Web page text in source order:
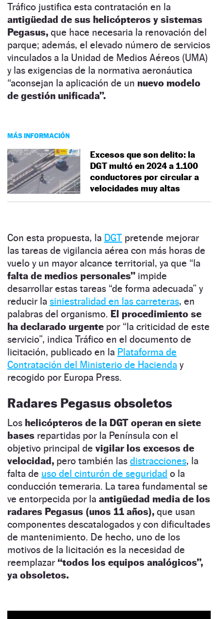
Tráfico justifica esta contratación en la
antigüedad de sus helicópteros y sistemas
Pegasus, que hace necesaria la renovación del
parque; además, el elevado número de servicios
vinculados a la Unidad de Medios Aéreos (UMA)
y las exigencias de la normativa aeronáutica
“aconsejan la aplicación de un nuevo modelo
de gestión unificada”.
MÁS INFORMACIÓN
Excesos que son delito: la
DGT multó en 2024 a 1.100
conductores por circular a
velocidades muy altas
Con esta propuesta, la DGT pretende mejorar
las tareas de vigilancia aérea con más horas de
vuelo y un mayor alcance territorial, ya que “la
falta de medios personales” impide
desarrollar estas tareas “de forma adecuada” y
reducir la siniestralidad en las carreteras, en
palabras del organismo. El procedimiento se
ha declarado urgente por “la criticidad de este
servicio”, indica Tráfico en el documento de
licitación, publicado en la Plataforma de
Contratación del Ministerio de Hacienda y
recogido por Europa Press.
Radares Pegasus obsoletos
Los helicópteros de la DGT operan en siete
bases repartidas por la Península con el
objetivo principal de vigilar los excesos de
velocidad, pero también las distracciones, la
falta de uso del cinturón de seguridad o la
conducción temeraria. La tarea fundamental se
ve entorpecida por la antigüedad media de los
radares Pegasus (unos 11 años), que usan
componentes descatalogados y con dificultades
de mantenimiento. De hecho, uno de los
motivos de la licitación es la necesidad de
reemplazar “todos los equipos analógicos”,
ya obsoletos.